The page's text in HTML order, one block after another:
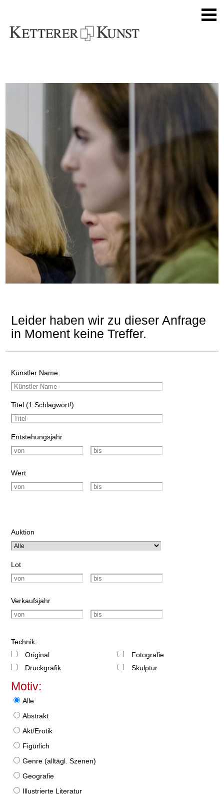
Leider haben wir zu dieser Anfrage
in Moment keine Treffer.
Künstler Name
Titel (1 Schlagwort!)
Entstehungsjahr
Wert
Auktion
Lot
Verkaufsjahr
Technik:
Original
Druckgrafik
Fotografie
Skulptur
Motiv:
Alle
Abstrakt
Akt/Erotik
Figürlich
Genre (alltägl. Szenen)
Geografie
Illustrierte Literatur